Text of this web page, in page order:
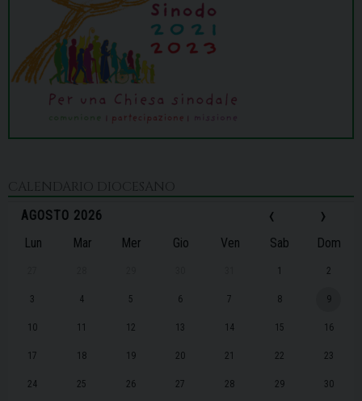
CALENDARIO DIOCESANO
‹
AGOSTO 2026 ›
Lun Mar Mer Gio Ven Sab Dom
1 2
3 4 5 6 7 8 9
10 11 12 13 14 15 16
17 18 19 20 21 22 23
24 25 26 27 28 29 30